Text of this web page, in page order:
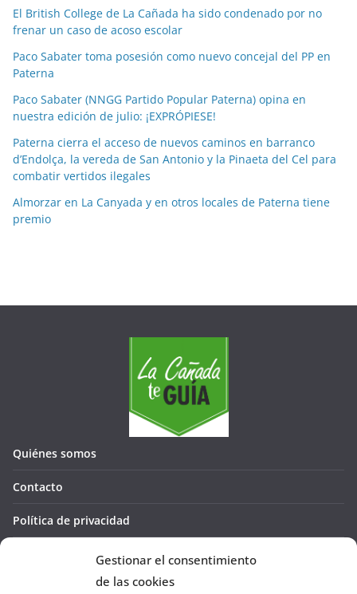
Gestionar el consentimiento
de las cookies
p
o
m
s
s
El British College de La Cañada ha sido condenado por no
frenar un caso de acoso escolar
Paco Sabater toma posesión como nuevo concejal del PP en
Paterna
Paco Sabater (NNGG Partido Popular Paterna) opina en
nuestra edición de julio: ¡EXPRÓPIESE!
Paterna cierra el acceso de nuevos caminos en barranco
d’Endolça, la vereda de San Antonio y la Pinaeta del Cel para
combatir vertidos ilegales
Almorzar en La Canyada y en otros locales de Paterna tiene
premio
Quiénes somos
Contacto
Política de privacidad
Política de cookies (UE)